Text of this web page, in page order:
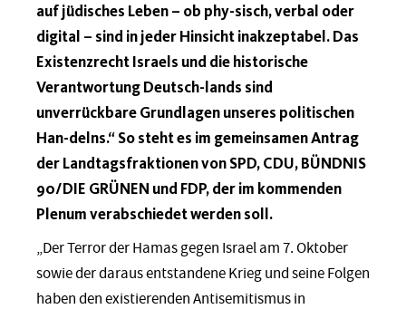
auf jüdisches Leben – ob phy-sisch, verbal oder
digital – sind in jeder Hinsicht inakzeptabel. Das
Existenzrecht Israels und die historische
Verantwortung Deutsch-lands sind
unverrückbare Grundlagen unseres politischen
Han-delns.“ So steht es im gemeinsamen Antrag
der Landtagsfraktionen von SPD, CDU, BÜNDNIS
90/DIE GRÜNEN und FDP, der im kommenden
Plenum verabschiedet werden soll.
„Der Terror der Hamas gegen Israel am 7. Oktober
sowie der daraus entstandene Krieg und seine Folgen
haben den existierenden Antisemitismus in